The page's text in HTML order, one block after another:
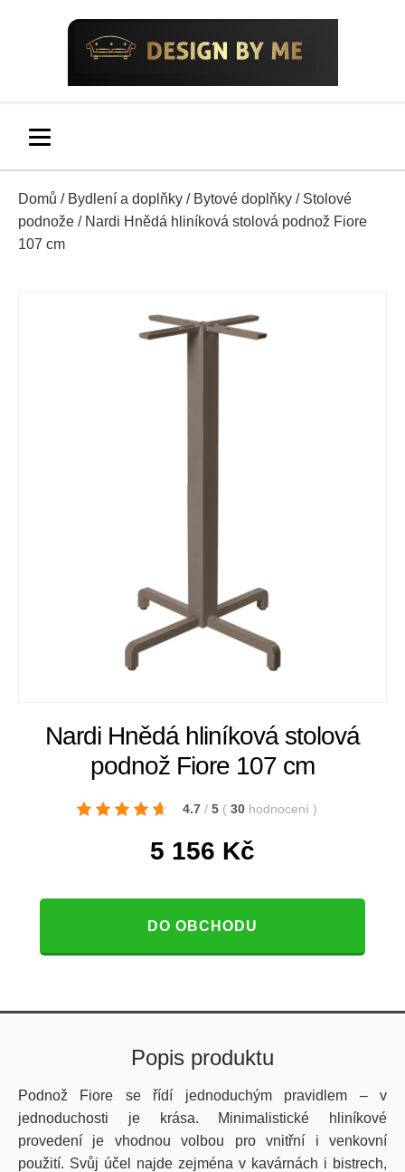
Domů / Bydlení a doplňky / Bytové doplňky / Stolové
podnože / Nardi Hnědá hliníková stolová podnož Fiore
107 cm
Nardi Hnědá hliníková stolová
podnož Fiore 107 cm
4.7 / 5 ( 30 hodnocení )
5 156 Kč
DO OBCHODU
Popis produktu
Podnož Fiore se řídí jednoduchým pravidlem – v
jednoduchosti je krása. Minimalistické hliníkové
provedení je vhodnou volbou pro vnitřní i venkovní
použití. Svůj účel najde zejména v kavárnách i bistrech,